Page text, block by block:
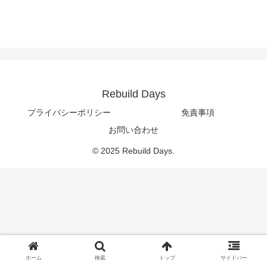
Rebuild Days
プライバシーポリシー
免責事項
お問い合わせ
© 2025 Rebuild Days.
ホーム 検索 トップ サイドバー